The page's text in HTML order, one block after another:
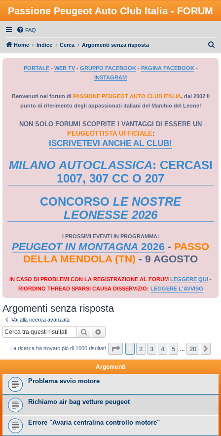
Passione Peugeot Auto Club Italia - FORUM
FAQ
Home Indice Cerca Argomenti senza risposta
PORTALE- WEB TV- GRUPPO FACEBOOK- PAGINA FACEBOOK-
INSTAGRAM
Benvenuti nel forum di PASSIONE PEUGEOT AUTO CLUB ITALIA, dal 2002 il
punto di riferimento degli appassionati italiani del Marchio del Leone!
NON SOLO FORUM! SCOPRITE I VANTAGGI DI ESSERE UN
PEUGEOTTISTA UFFICIALE:
ISCRIVETEVI ANCHE AL CLUB!
MILANO AUTOCLASSICA: CERCASI
1007, 307 CC O 207
CONCORSO LE NOSTRE
LEONESSE 2026
I PROSSIMI EVENTI IN PROGRAMMA:
PEUGEOT IN MONTAGNA 2026 - PASSO
DELLA MENDOLA (TN) - 9 AGOSTO
IN CASO DI PROBLEMI CON LA REGISTRAZIONE AL FORUM LEGGERE QUI -
RIORDINO THREAD SPARSI CAUSA DISSERVIZIO: LEGGERE L'AVVISO
Argomenti senza risposta
Vai alla ricerca avanzata
Cerca
La ricerca ha trovato più di 1000 risultati Pagina di 20
2 3 4 5 20
Argomenti
Problema avvio motore
Richiamo air bag vetture peugeot
Errore "Avaria centralina controllo motore"